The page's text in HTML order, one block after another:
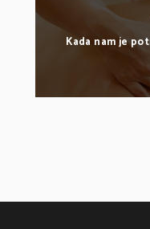
Kada nam je